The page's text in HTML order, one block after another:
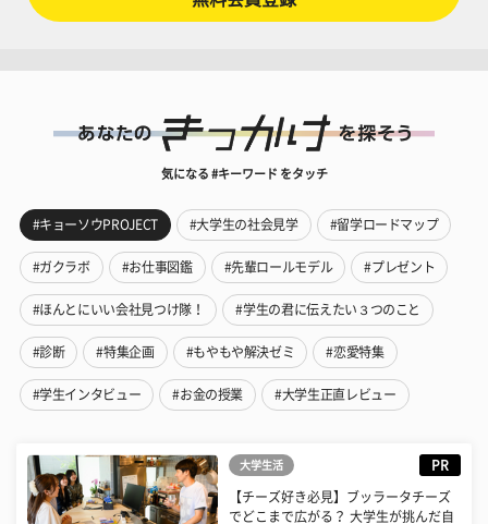
気になる #キーワード をタッチ
#キョーソウPROJECT #大学生の社会見学 #留学ロードマップ
#ガクラボ #お仕事図鑑 #先輩ロールモデル #プレゼント
#ほんとにいい会社見つけ隊！ #学生の君に伝えたい３つのこと
#診断 #特集企画 #もやもや解決ゼミ #恋愛特集
#学生インタビュー #お金の授業 #大学生正直レビュー
大学生活 PR
【チーズ好き必見】ブッラータチーズ
でどこまで広がる？ 大学生が挑んだ自